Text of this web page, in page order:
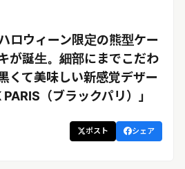
ン
ー
ンする
ロウィーン限定の熊型ケー
が誕生。細部にまでこだわ
くて美味しい新感覚デザー
（ブラックパリ）」
ポスト シェア